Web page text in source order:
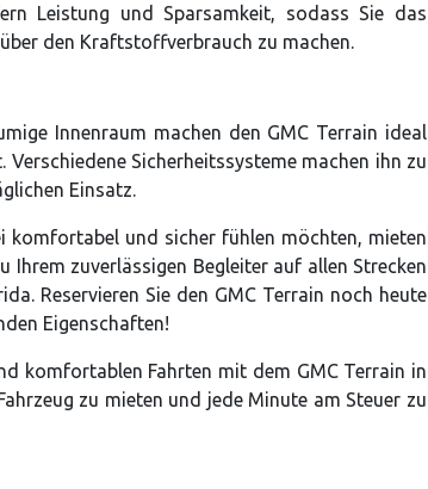
Leistung und Sparsamkeit, sodass Sie das
den Kraftstoffverbrauch zu machen.
Innenraum machen den GMC Terrain ideal
Sicherheitssysteme machen ihn zu
Einsatz.
komfortabel und sicher fühlen möchten, mieten
Ihrem zuverlässigen Begleiter auf allen Strecken
Reservieren Sie den GMC Terrain noch heute
Eigenschaften!
komfortablen Fahrten mit dem GMC Terrain in
zu mieten und jede Minute am Steuer zu